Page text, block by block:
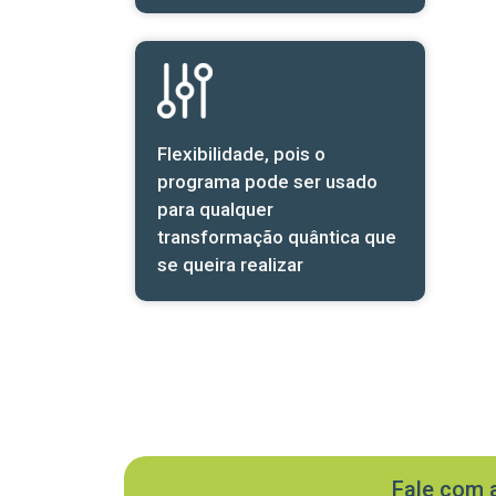
Flexibilidade, pois o
programa pode ser usado
para qualquer
transformação quântica que
se queira realizar
Fale com